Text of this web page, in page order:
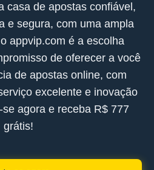
casa de apostas confiável,
e segura, com uma ampla
appvip.com é a escolha
de oferecer a você
de apostas online, com
excelente e inovação
agora e receba R$ 777
grátis!